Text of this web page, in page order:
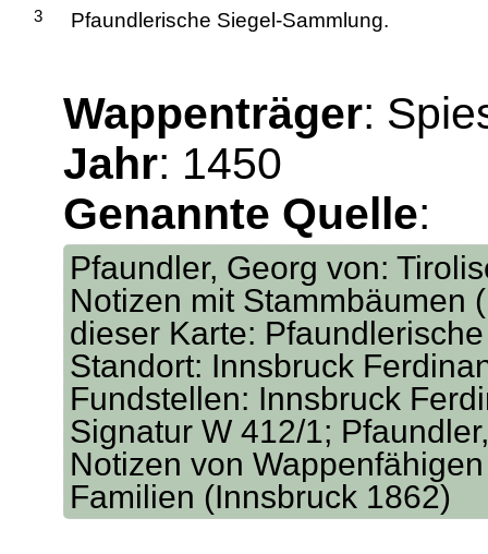
3 Pfaundlerische Siegel-Sammlung.
Wappenträger:
Jahr: 1450
Genannte Quelle:
Pfaundler, Georg von:
Notizen mit Stammbäumen
dieser Karte:
Standort: Innsbruck
Fundstellen: Innsbruck
Signatur W 412/1;
Notizen von
Familien (Innsbruck 1862)